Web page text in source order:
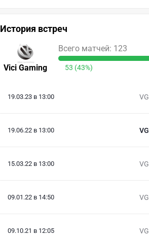
История встреч
Vici Gaming
Всего матчей: 123
53 (43%)
19.03.23 в 13:00 VG
19.06.22 в 13:00 VG
15.03.22 в 13:00 VG
09.01.22 в 14:50 VG
09.10.21 в 12:05 VG